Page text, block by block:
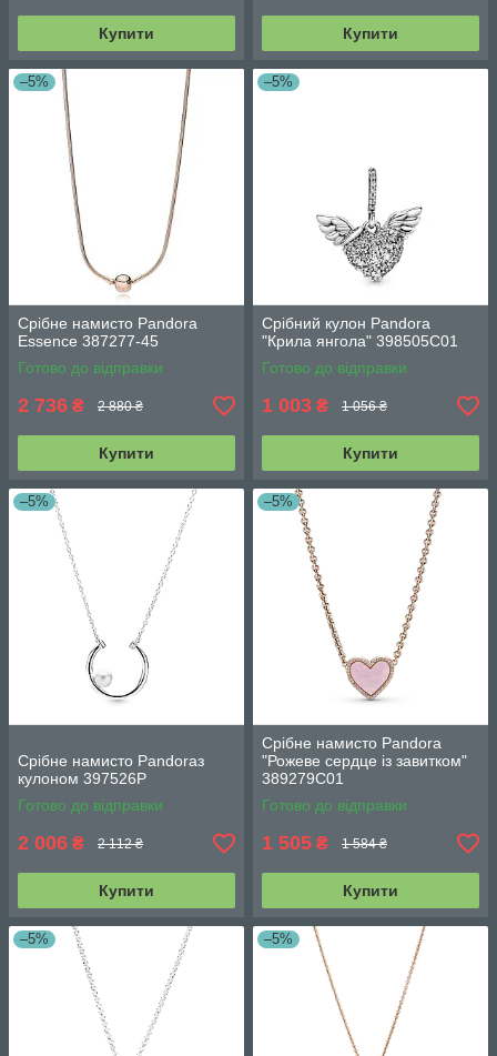
Купити Купити
–5%
Срібне намисто Pandora
Essence 387277-45
Готово до відправки
2 736 ₴ 2 880 ₴
Купити
–5%
Срібний кулон Pandora
"Крила янгола" 398505C01
Готово до відправки
1 003 ₴ 1 056 ₴
Купити
–5%
Срібне намисто Pandoraз
кулоном 397526P
Готово до відправки
2 006 ₴ 2 112 ₴
Купити
–5%
Срібне намисто Pandora
"Рожеве сердце із завитком"
389279C01
Готово до відправки
1 505 ₴ 1 584 ₴
Купити
–5% –5%